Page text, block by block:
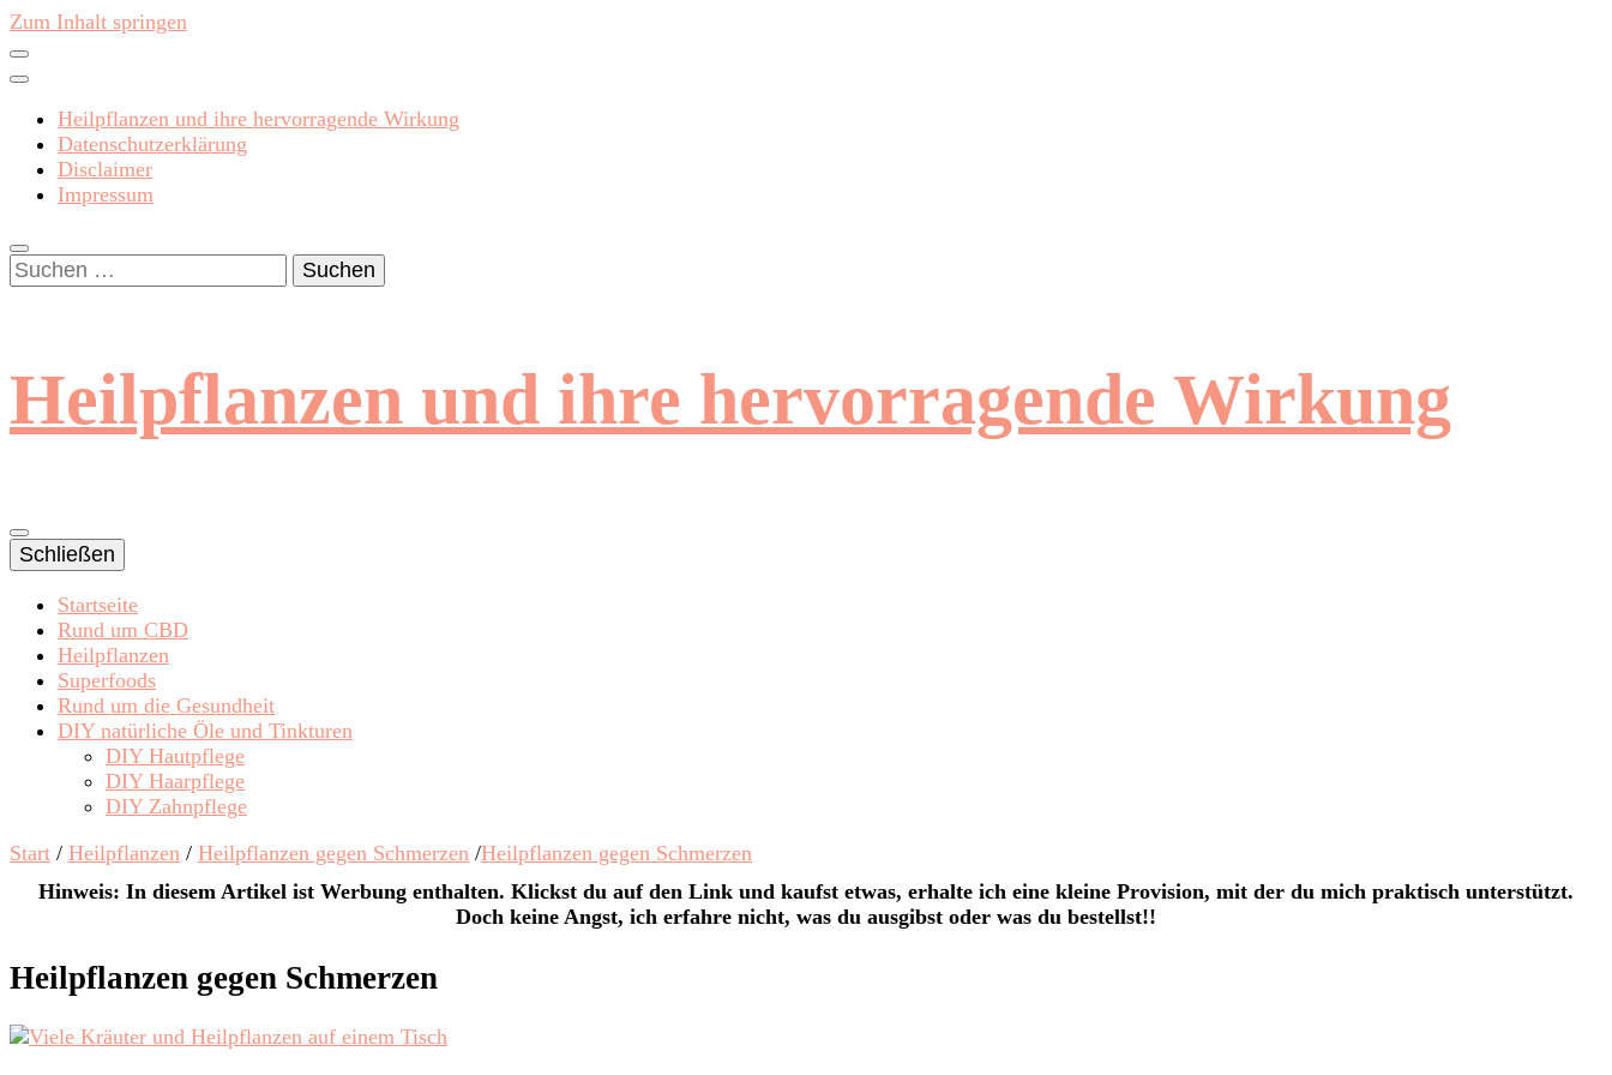
Zum Inhalt springen
Heilpflanzen und ihre hervorragende Wirkung
Datenschutzerklärung
Disclaimer
Impressum
Suchen
nach:
Heilpflanzen und ihre hervorragende Wirkung
Schließen
Startseite
Rund um CBD
Heilpflanzen
Superfoods
Rund um die Gesundheit
DIY natürliche Öle und Tinkturen
DIY Hautpflege
DIY Haarpflege
DIY Zahnpflege
Start / Heilpflanzen / Heilpflanzen gegen Schmerzen /Heilpflanzen gegen Schmerzen
Hinweis: In diesem Artikel ist Werbung enthalten. Klickst du auf den Link und kaufst etwas, erhalte ich eine kleine Provision, mit der du mich praktisch unterstützt.
Doch keine Angst, ich erfahre nicht, was du ausgibst oder was du bestellst!!
Heilpflanzen gegen Schmerzen